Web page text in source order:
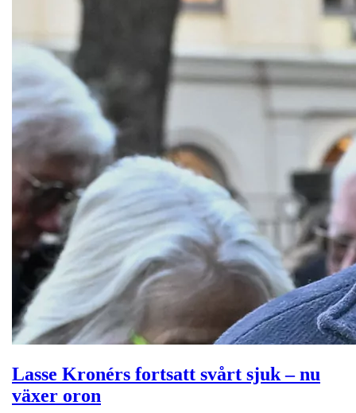
Lasse Kronérs fortsatt svårt sjuk – nu
växer oron